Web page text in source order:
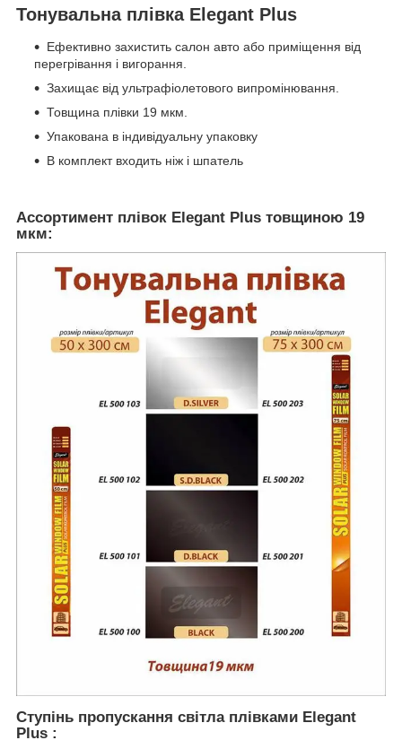
Тонувальна плівка Elegant Plus
Ефективно захистить салон авто або приміщення від
перегрівання і вигорання.
Захищає від ультрафіолетового випромінювання.
Товщина плівки 19 мкм.
Упакована в індивідуальну упаковку
В комплект входить ніж і шпатель
Ассортимент плівок Elegant Plus товщиною 19
мкм:
Ступінь пропускання світла плівками Elegant
Plus :